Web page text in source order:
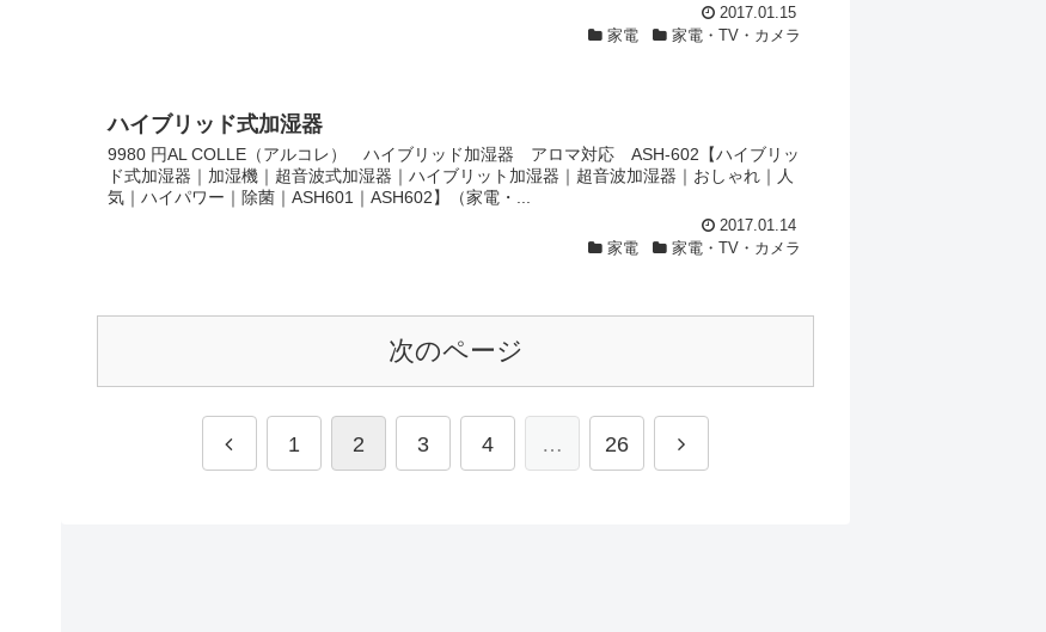
2017.01.15
家電
家電・TV・カメラ
ハイブリッド式加湿器
9980 円AL COLLE（アルコレ） ハイブリッド加湿器 アロマ対応 ASH-602【ハイブリッ
ド式加湿器｜加湿機｜超音波式加湿器｜ハイブリット加湿器｜超音波加湿器｜おしゃれ｜人
気｜ハイパワー｜除菌｜ASH601｜ASH602】（家電・...
2017.01.14
家電
家電・TV・カメラ
次のページ
1 2 3 4 … 26